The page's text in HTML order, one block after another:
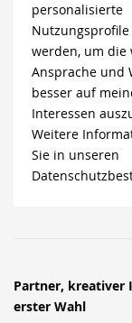
personalisierte
werden, um die
Ansprache und
besser auf
Interessen
Weitere
Sie in unseren
Partner, kreativer
erster Wahl